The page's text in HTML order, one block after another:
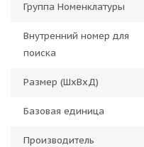
Группа Номенклатуры
Внутренний номер для
поиска
Размер (ШхВхД)
Базовая единица
Производитель